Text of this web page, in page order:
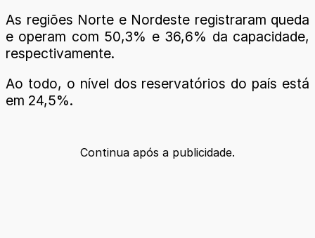
As regiões Norte e Nordeste registraram queda
e operam com 50,3% e 36,6% da capacidade,
respectivamente.
Ao todo, o nível dos reservatórios do país está
em 24,5%.
Continua após a publicidade.